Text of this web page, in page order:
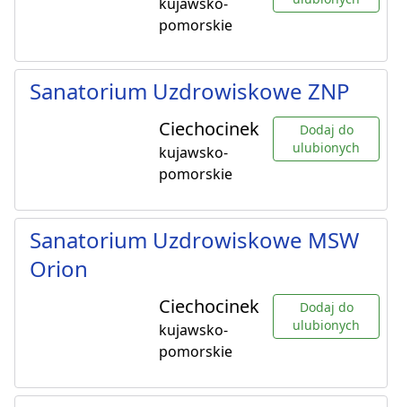
pomorskie
Sanatorium Uzdrowiskowe ZNP
Ciechocinek
kujawsko-
pomorskie
Dodaj do
ulubionych
Sanatorium Uzdrowiskowe MSW
Orion
Ciechocinek
kujawsko-
pomorskie
Dodaj do
ulubionych